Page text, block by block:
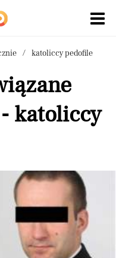
katoliccy pedofile
katoliccy